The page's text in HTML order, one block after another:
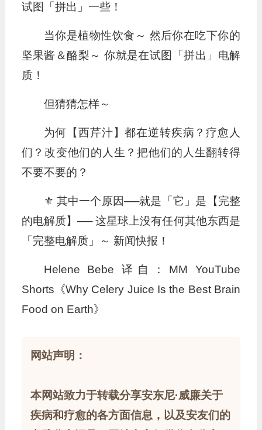
试图「拼出」一些！
当你是植物性饮食～ 然后你在吃下你的
坚果酱＆酪梨～ 你就是在试图「拼出」电解
质！
但猜猜怎样～
为何【西芹汁】都在逆转疾病？疗愈人
们？改变他们的人生？把他们的人生翻转得
不要不要的？
⚜️ 其中一个原因──就是「它」是【完整
的电解质】── 这星球上没有任何其他东西是
「完整电解质」～ 新闻快报！
Helene Bebe 译自：MM YouTube
Shorts《Why Celery Juice Is the Best Brain
Food on Earth》
网站声明：
本网站致力于转载分享安东尼·威廉关于
疾病和疗愈的各方面信息，以及安友们的